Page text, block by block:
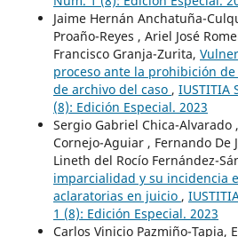
Jaime Hernán Anchatuña-
Proaño-Reyes , Ariel José
Francisco Granja-Zurita,
proceso ante la prohibición
de archivo del caso , IUSTITIA
(8): Edición Especial. 2023
Sergio Gabriel Chica-Alvarado
Cornejo-Aguiar , Fernando De
Lineth del Rocío Fernández-
imparcialidad y su incidencia
aclaratorias en juicio ,
1 (8): Edición Especial. 2023
Carlos Vinicio Pazmiño-Tapia,